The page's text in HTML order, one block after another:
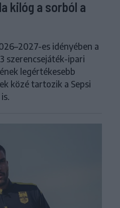
kilóg a sorból a
es idényében a
szerencsejáték-ipari
legértékesebb
közé tartozik a Sepsi